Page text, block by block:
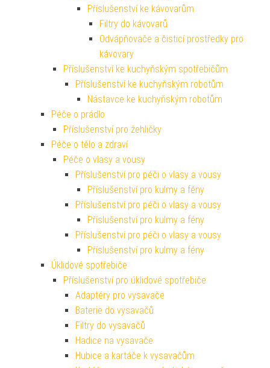
Příslušenství ke kávovarům
Filtry do kávovarů
Odvápňovače a čisticí prostředky pro
kávovary
Příslušenství ke kuchyňským spotřebičům
Příslušenství ke kuchyňským robotům
Nástavce ke kuchyňským robotům
Péče o prádlo
Příslušenství pro žehličky
Péče o tělo a zdraví
Péče o vlasy a vousy
Příslušenství pro péči o vlasy a vousy
Příslušenství pro kulmy a fény
Příslušenství pro péči o vlasy a vousy
Příslušenství pro kulmy a fény
Příslušenství pro péči o vlasy a vousy
Příslušenství pro kulmy a fény
Úklidové spotřebiče
Příslušenství pro úklidové spotřebiče
Adaptéry pro vysavače
Baterie do vysavačů
Filtry do vysavačů
Hadice na vysavače
Hubice a kartáče k vysavačům